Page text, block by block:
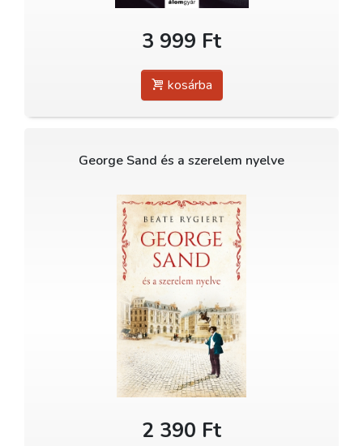
3 999 Ft
kosárba
George Sand és a szerelem nyelve
2 390 Ft